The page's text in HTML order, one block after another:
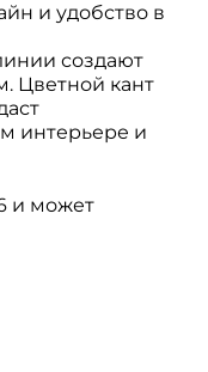
и удобство в
создают
Цветной кант
интерьере и
и может